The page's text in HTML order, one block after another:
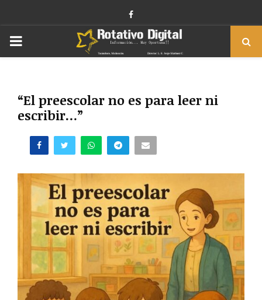
Facebook
PRIMARY
“El preescolar no es para leer ni
escribir…”